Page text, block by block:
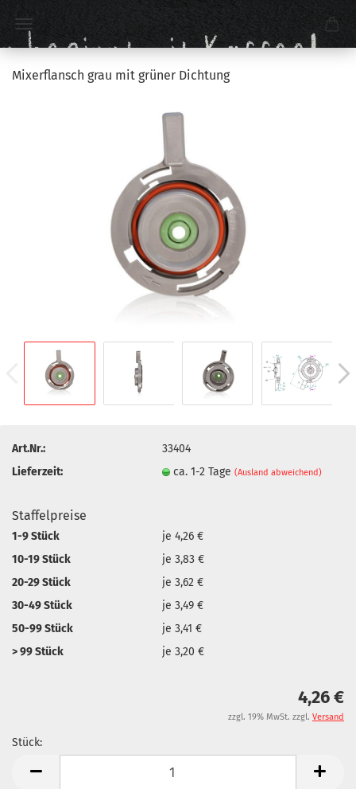
Mixerflansch grau mit grüner Dichtung
Art.Nr.:
33404
Lieferzeit:
ca. 1-2 Tage(Ausland abweichend)
Staffelpreise
1-9 Stück
je 4,26 €
10-19 Stück
je 3,83 €
20-29 Stück
je 3,62 €
30-49 Stück
je 3,49 €
50-99 Stück
je 3,41 €
> 99 Stück
je 3,20 €
4,26 €
zzgl. 19% MwSt. zzgl. Versand
Stück: